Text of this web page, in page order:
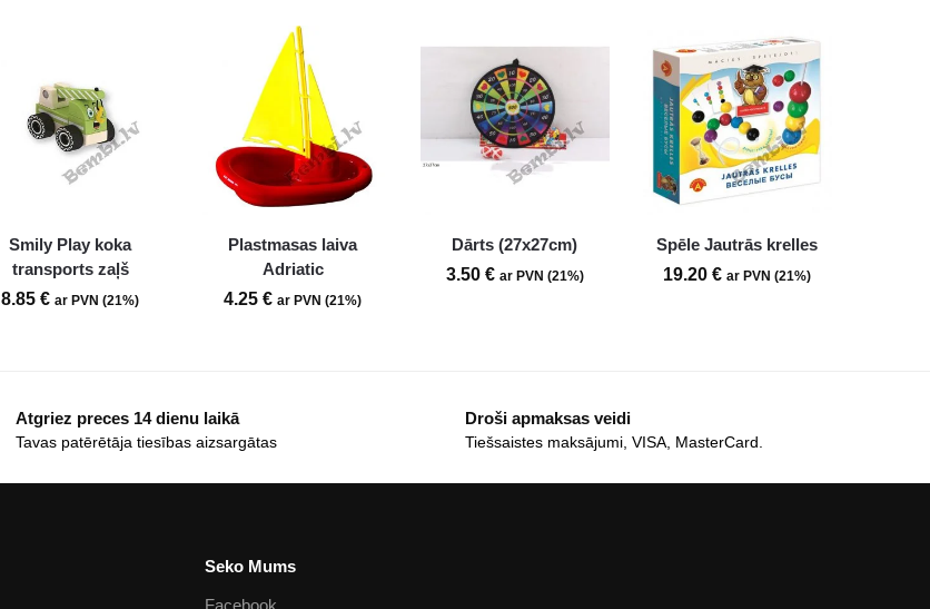
Smily Play koka
transports zaļš
8.85€ ar PVN (21%)
Plastmasas laiva
Adriatic
4.25€ ar PVN (21%)
Dārts (27x27cm)
3.50 € ar PVN (21%)
Spēle Jautrās krelles
19.20€ ar PVN (21%)
Atgriez preces 14 dienu laikā
Tavas patērētāja tiesības aizsargātas
Droši apmaksas veidi
Tiešsaistes maksājumi, VISA, MasterCard.
Seko Mums
Facebook